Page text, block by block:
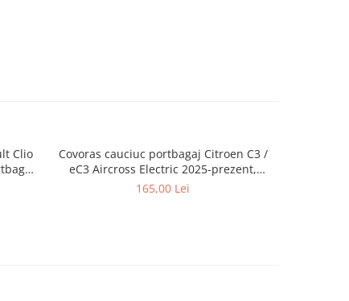
Clio
Covoras cauciuc portbagaj Citroen C3 /
eC3 Aircross Electric 2025-prezent,
Rigum Cehia
165,00 Lei